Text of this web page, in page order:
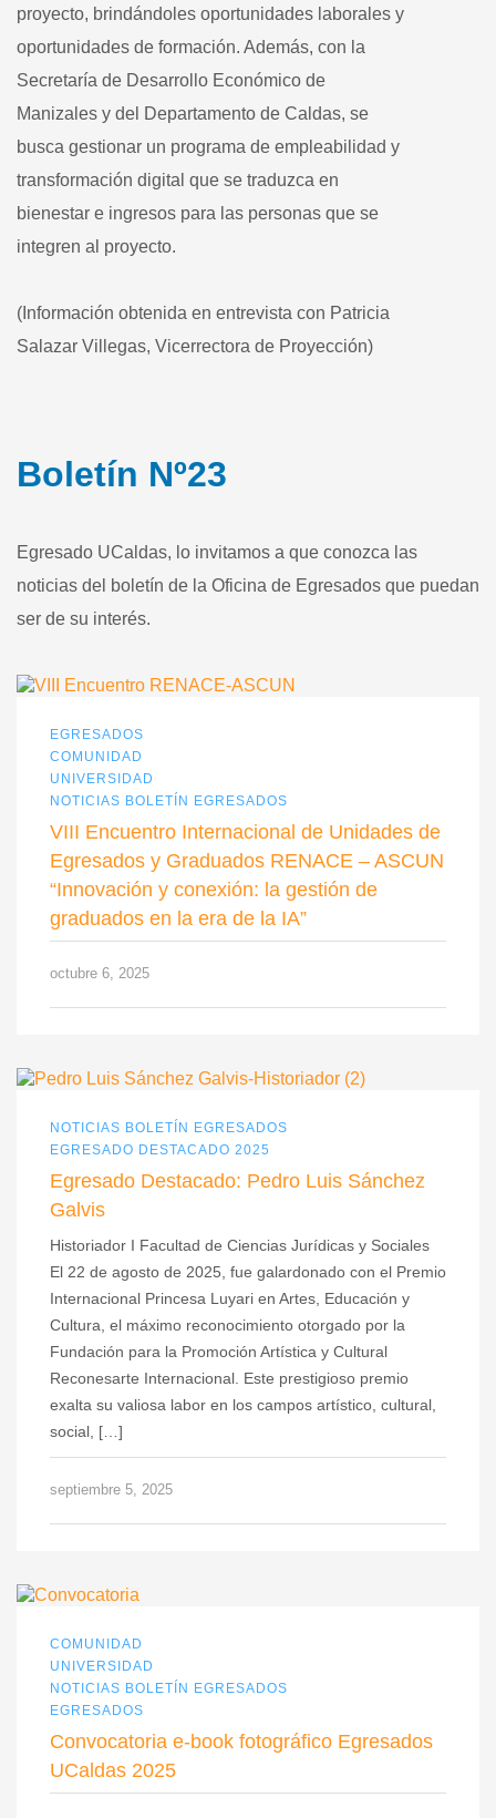
proyecto, brindándoles oportunidades laborales y
oportunidades de formación. Además, con la
Secretaría de Desarrollo Económico de
Manizales y del Departamento de Caldas, se
busca gestionar un programa de empleabilidad y
transformación digital que se traduzca en
bienestar e ingresos para las personas que se
integren al proyecto.
(Información obtenida en entrevista con Patricia
Salazar Villegas, Vicerrectora de Proyección)
Boletín Nº23
Egresado UCaldas, lo invitamos a que conozca las
noticias del boletín de la Oficina de Egresados que puedan
ser de su interés.
EGRESADOS
COMUNIDAD
UNIVERSIDAD
NOTICIAS BOLETÍN EGRESADOS
VIII Encuentro Internacional de Unidades de
Egresados y Graduados RENACE – ASCUN
“Innovación y conexión: la gestión de
graduados en la era de la IA”
octubre 6, 2025
NOTICIAS BOLETÍN EGRESADOS
EGRESADO DESTACADO 2025
Egresado Destacado: Pedro Luis Sánchez
Galvis
Historiador I Facultad de Ciencias Jurídicas y Sociales
El 22 de agosto de 2025, fue galardonado con el Premio
Internacional Princesa Luyari en Artes, Educación y
Cultura, el máximo reconocimiento otorgado por la
Fundación para la Promoción Artística y Cultural
Reconesarte Internacional. Este prestigioso premio
exalta su valiosa labor en los campos artístico, cultural,
social, […]
septiembre 5, 2025
COMUNIDAD
UNIVERSIDAD
NOTICIAS BOLETÍN EGRESADOS
EGRESADOS
Convocatoria e-book fotográfico Egresados
UCaldas 2025